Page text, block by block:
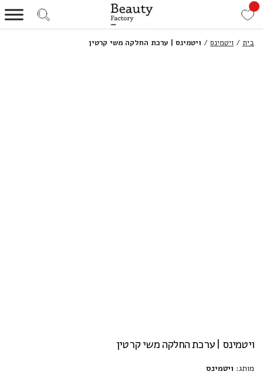
בית / ויטמינס / ויטמינס | ערכת החלקה משי קרטין
ויטמינס | ערכת החלקה משי קרטין
מותג: ויטמינס